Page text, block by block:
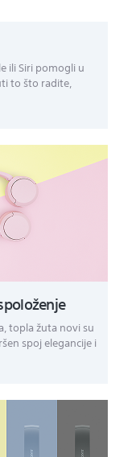
ili Siri pomogli u
to što radite,
topla žuta novi su
spoj elegancije i